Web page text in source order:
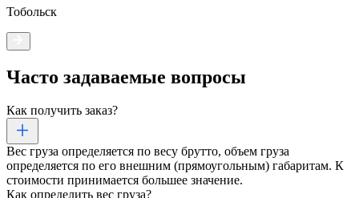
Тобольск
Часто задаваемые вопросы
Как получить заказ?
Вес груза определяется по весу брутто, объем груза
определяется по его внешним (прямоугольным) габаритам. К
стоимости принимается большее значение.
Как определить вес груза?